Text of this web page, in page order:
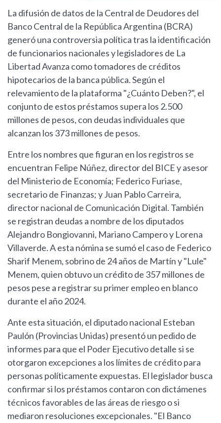
La difusión de datos de la Central de Deudores del
Banco Central de la República Argentina (BCRA)
generó una controversia política tras la identificación
de funcionarios nacionales y legisladores de La
Libertad Avanza como tomadores de créditos
hipotecarios de la banca pública. Según el
relevamiento de la plataforma "¿Cuánto Deben?", el
conjunto de estos préstamos supera los 2.500
millones de pesos, con deudas individuales que
alcanzan los 373 millones de pesos.
Entre los nombres que figuran en los registros se
encuentran Felipe Núñez, director del BICE y asesor
del Ministerio de Economía; Federico Furiase,
secretario de Finanzas; y Juan Pablo Carreira,
director nacional de Comunicación Digital. También
se registran deudas a nombre de los diputados
Alejandro Bongiovanni, Mariano Campero y Lorena
Villaverde. A esta nómina se sumó el caso de Federico
Sharif Menem, sobrino de 24 años de Martín y "Lule"
Menem, quien obtuvo un crédito de 357 millones de
pesos pese a registrar su primer empleo en blanco
durante el año 2024.
Ante esta situación, el diputado nacional Esteban
Paulón (Provincias Unidas) presentó un pedido de
informes para que el Poder Ejecutivo detalle si se
otorgaron excepciones a los límites de crédito para
personas políticamente expuestas. El legislador busca
confirmar si los préstamos contaron con dictámenes
técnicos favorables de las áreas de riesgo o si
mediaron resoluciones excepcionales. "El Banco